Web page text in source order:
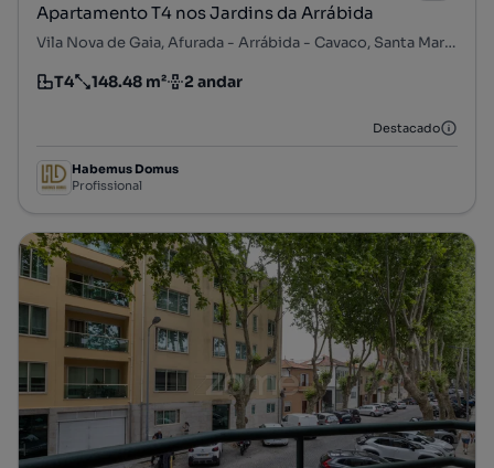
Apartamento T4 nos Jardins da Arrábida
Vila Nova de Gaia, Afurada - Arrábida - Cavaco, Santa Marinha e São Pedro da Afurada, Vila Nova de Gaia, Porto
Tipologia
T4
Preço por metro quadrado
148.48 m²
Andar 2 andar
Destacado
Habemus Domus
Profissional